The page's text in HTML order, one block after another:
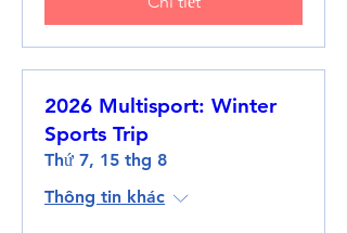
2026 Multisport: Winter
Sports Trip
Thứ 7, 15 thg 8
Thông tin khác